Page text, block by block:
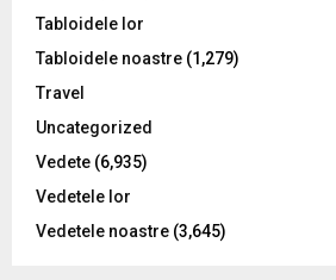
Tabloidele lor
Tabloidele noastre (1,279)
Travel
Uncategorized
Vedete (6,935)
Vedetele lor
Vedetele noastre (3,645)